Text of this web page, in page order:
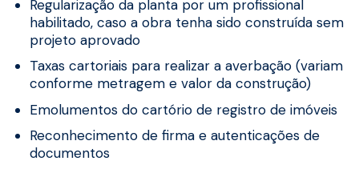
Regularização da planta por um profissional
habilitado, caso a obra tenha sido construída sem
projeto aprovado
Taxas cartoriais para realizar a averbação (variam
conforme metragem e valor da construção)
Emolumentos do cartório de registro de imóveis
Reconhecimento de firma e autenticações de
documentos